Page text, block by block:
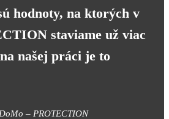
hodnoty, na ktorých v
staviame už viac
našej práci je to
– PROTECTION